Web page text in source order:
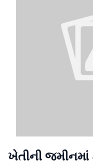
ખેતીની જમીનમાં